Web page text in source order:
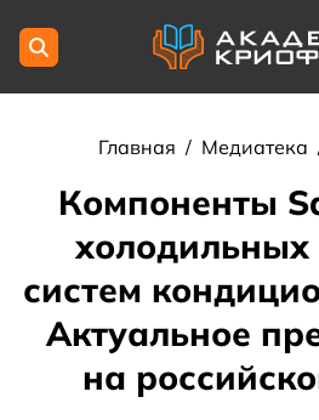
Главная / Медиатека
Компоненты
холодильных
систем
Актуальное
на